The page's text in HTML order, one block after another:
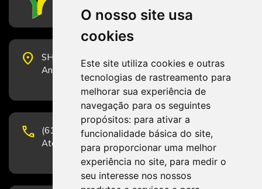
O nosso site usa
cookies
Este site utiliza cookies e outras
tecnologias de rastreamento para
melhorar sua experiência de
navegação para os seguintes
propósitos: para ativar a
funcionalidade básica do site,
para proporcionar uma melhor
experiência no site, para medir o
seu interesse nos nossos
place
SHS Quadra 6, Bloco E, Complexo Brasil 21, 20º
Andar, Sala 2001 - CEP 70322-915 - Brasília/DF
phone
(61) 3223-1652 e (61) 98131-3801.
Atendimento por telefone em horário comercial